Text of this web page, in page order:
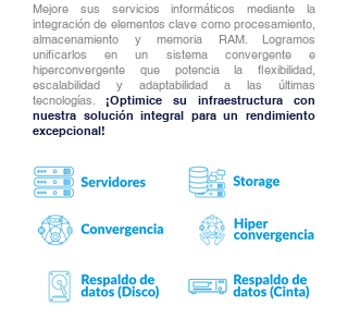
Mejore sus servicios informáticos mediante la
integración de elementos clave como procesamiento,
almacenamiento y memoria RAM. Logramos
unificarlos en un sistema convergente e
hiperconvergente que potencia la flexibilidad,
escalabilidad y adaptabilidad a las últimas
tecnologías. ¡Optimice su infraestructura con
nuestra solución integral para un rendimiento
excepcional!